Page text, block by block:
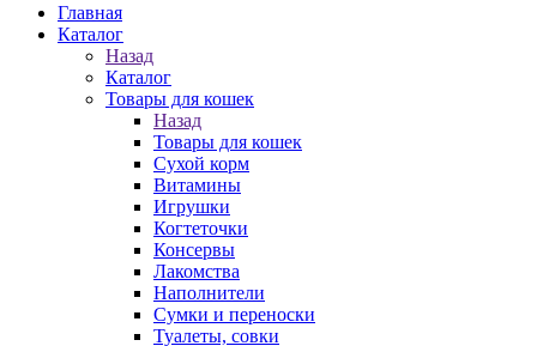
Главная
Каталог
Назад
Каталог
Товары для кошек
Назад
Товары для кошек
Cухой корм
Витамины
Игрушки
Когтеточки
Консервы
Лакомства
Наполнители
Сумки и переноски
Туалеты, совки